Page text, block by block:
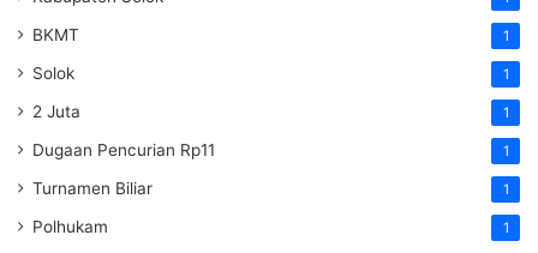
BKMT 1
Solok 1
2 Juta 1
Dugaan Pencurian Rp11 1
Turnamen Biliar 1
Polhukam 1